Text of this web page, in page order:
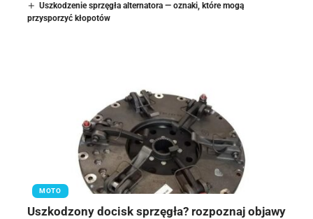
Uszkodzenie sprzęgła alternatora — oznaki, które mogą
przysporzyć kłopotów
MOTO
Uszkodzony docisk sprzęgła? rozpoznaj objawy